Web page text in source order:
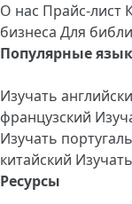
О нас Прайс-лист
бизнеса Для
Популярные
Изучать
французский
Изучать
китайский
Ресурсы